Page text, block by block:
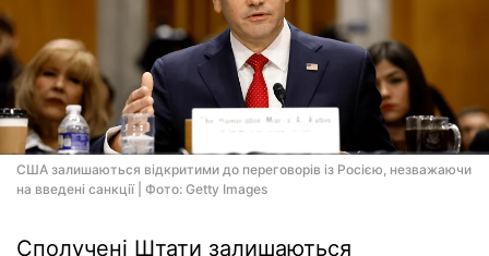
США залишаються відкритими до переговорів із Росією, незважаючи
на введені санкції | Фото: Getty Images
Сполучені Штати залишаються